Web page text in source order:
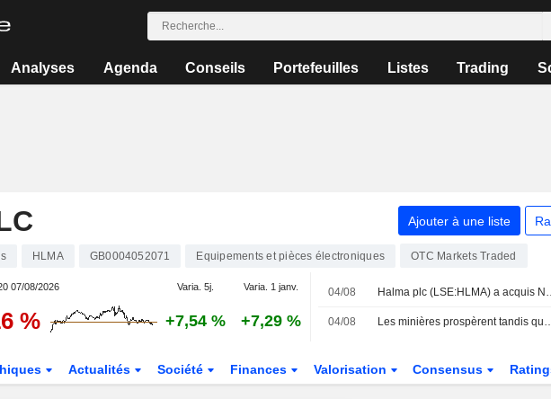
Analyses Agenda Conseils Portefeuilles Listes Trading
Ajouter à une liste
HLMA GB0004052071 Equipements et pièces électroniques OTC Markets Traded
07/08/2026 Varia. 5j. Varia. 1 janv.
% +7,54 % +7,29 %
04/08 Halma plc (LSE:HLMA) a acquis
04/08 Les minières prospèrent tandis que le
Actualités Société Finances Valorisation Consensus